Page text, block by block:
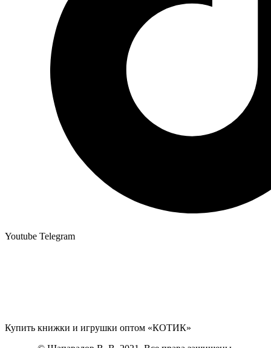
Youtube Telegram
Купить книжки и игрушки оптом «КОТИК»